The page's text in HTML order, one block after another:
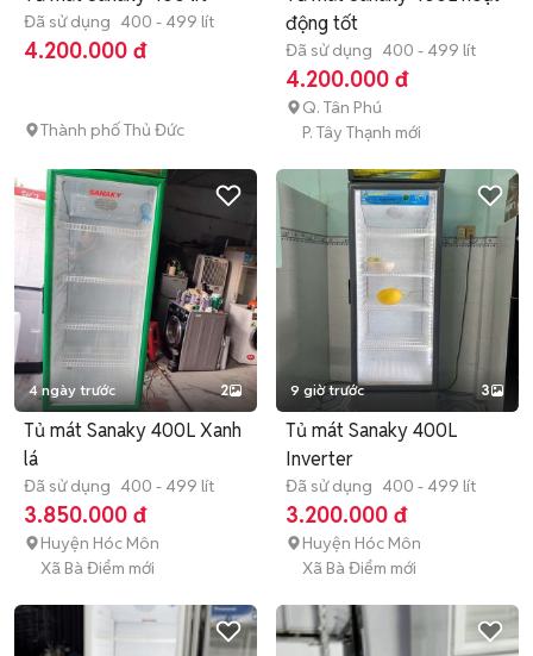
Đã sử dụng 400 - 499 lít
4.200.000 đ
Thành phố Thủ Đức
động tốt
Đã sử dụng 400 - 499 lít
4.200.000 đ
Q. Tân Phú
P. Tây Thạnh mới
4 ngày trước 2
Tủ mát Sanaky 400L Xanh
lá
Đã sử dụng 400 - 499 lít
3.850.000 đ
Huyện Hóc Môn
Xã Bà Điểm mới
9 giờ trước 3
Tủ mát Sanaky 400L
Inverter
Đã sử dụng 400 - 499 lít
3.200.000 đ
Huyện Hóc Môn
Xã Bà Điểm mới